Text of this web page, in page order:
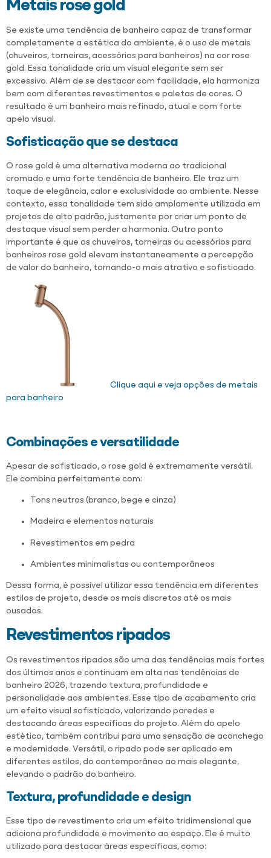
Metais rose gold
Se existe uma tendência de banheiro capaz de transformar
completamente a estética do ambiente, é o uso de metais
(chuveiros, torneiras, acessórios para banheiros) na cor rose
gold. Essa tonalidade cria um visual elegante sem ser
excessivo. Além de se destacar com facilidade, ela harmoniza
bem com diferentes revestimentos e paletas de cores. O
resultado é um banheiro mais refinado, atual e com forte
apelo visual.
Sofisticação que se destaca
O rose gold é uma alternativa moderna ao tradicional
cromado e uma forte tendência de banheiro. Ele traz um
toque de elegância, calor e exclusividade ao ambiente. Nesse
contexto, essa tonalidade tem sido amplamente utilizada em
projetos de alto padrão, justamente por criar um ponto de
destaque visual sem perder a harmonia. Outro ponto
importante é que os chuveiros, torneiras ou acessórios para
banheiros rose gold elevam instantaneamente a percepção
de valor do banheiro, tornando-o mais atrativo e sofisticado.
Clique aqui e veja opções de metais
para banheiro
Combinações e versatilidade
Apesar de sofisticado, o rose gold é extremamente versátil.
Ele combina perfeitamente com:
Tons neutros (branco, bege e cinza)
Madeira e elementos naturais
Revestimentos em pedra
Ambientes minimalistas ou contemporâneos
Dessa forma, é possível utilizar essa tendência em diferentes
estilos de projeto, desde os mais discretos até os mais
ousados.
Revestimentos ripados
Os revestimentos ripados são uma das tendências mais fortes
dos últimos anos e continuam em alta nas tendências de
banheiro 2026, trazendo textura, profundidade e
personalidade aos ambientes. Esse tipo de acabamento cria
um efeito visual sofisticado, valorizando paredes e
destacando áreas específicas do projeto. Além do apelo
estético, também contribui para uma sensação de aconchego
e modernidade. Versátil, o ripado pode ser aplicado em
diferentes estilos, do contemporâneo ao mais elegante,
elevando o padrão do banheiro.
Textura, profundidade e design
Esse tipo de revestimento cria um efeito tridimensional que
adiciona profundidade e movimento ao espaço. Ele é muito
utilizado para destacar áreas específicas, como: